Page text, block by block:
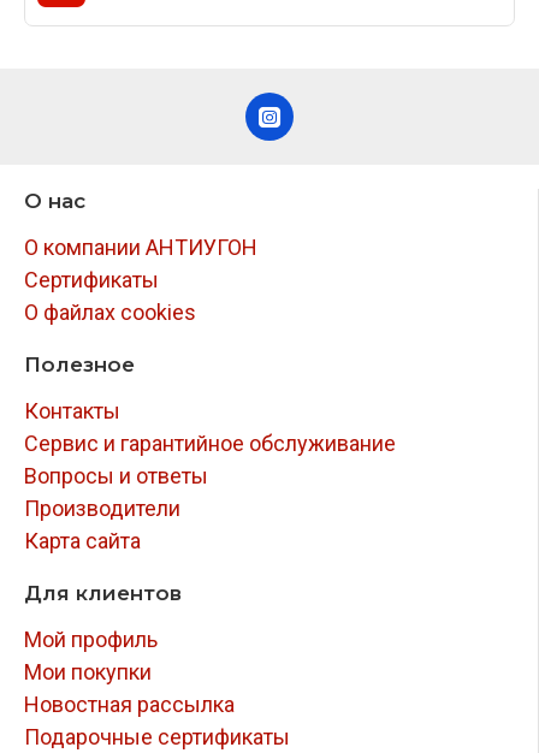
О нас
О компании АНТИУГОН
Сертификаты
О файлах cookies
Полезное
Контакты
Сервис и гарантийное обслуживание
Вопросы и ответы
Производители
Карта сайта
Для клиентов
Мой профиль
Мои покупки
Новостная рассылка
Подарочные сертификаты